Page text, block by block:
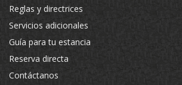
Reglas y directrices
Servicios adicionales
Guía para tu estancia
Reserva directa
Contáctanos